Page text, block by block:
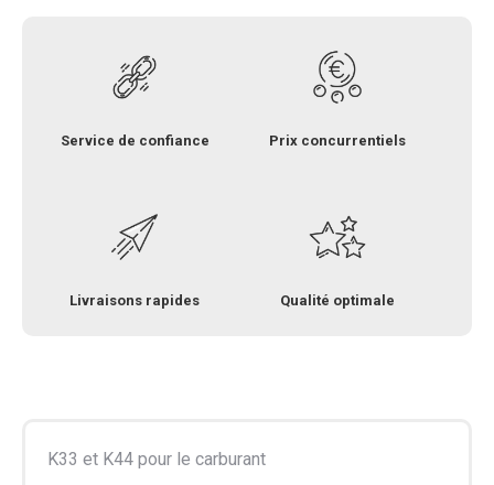
Service de confiance Prix concurrentiels
Livraisons rapides Qualité optimale
K33 et K44 pour le carburant